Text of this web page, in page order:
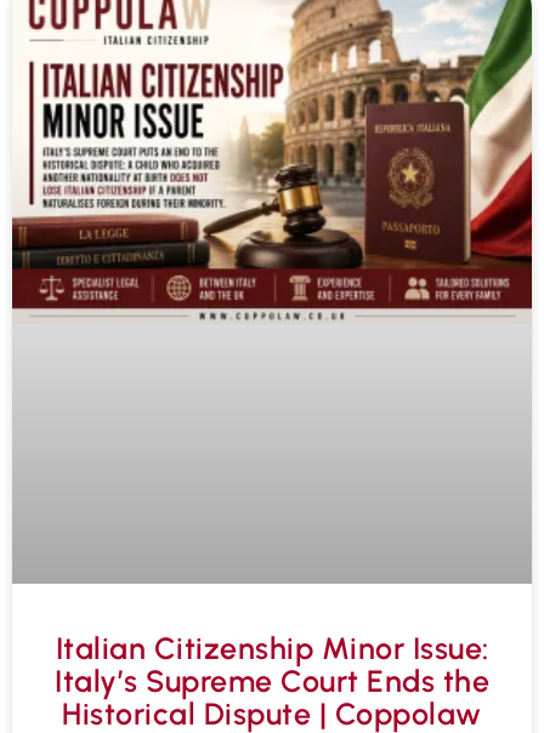
Italian Citizenship Minor Issue:
Italy’s Supreme Court Ends the
Historical Dispute | Coppolaw